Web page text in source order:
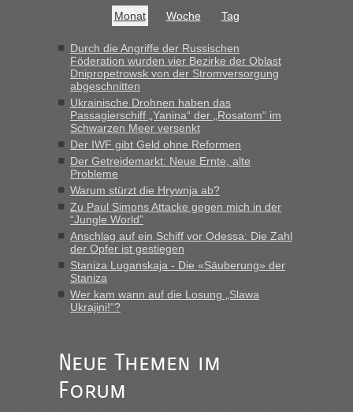
buchbar - warum auch immer ...
Hab´s versucht - bekomme aber immer angezeigt "auf dieser
Strecke fahren wir nicht"
inBerichte und Reisetipps • Re: Mit dem Zug in
die Ukraine
„Man sollte aber explizit dazu schreiben, daß es ein Zug von
LeoExpress ist - und nur auf deren Webseite kann man die
Fahrkarten kaufen. Zumindest ist es die erste Umsteigefreie
Verbindung von Deutschland...“
Recht, Visa und Dokumente • Re: Deklaration
gebrauchter Kleidung beim Zoll
„Vielen Dank, mit einem Briefchen meiner Frau im Gepäck
gab es keine Probleme“
fast 11 Milliarden aufgedeckt
„Am besten wäre natürlich, wenn die Frau mit dabei ist.
Alleinreisende Männer stehen schließlich immer unter
Monat Woche Tag
Durch die Angriffe der Russischen
Föderation wurden vier Bezirke der Oblast
Dnipropetrowsk von der Stromversorgung
abgeschnitten
Ukrainische Drohnen haben das
Passagierschiff „Yanina“ der „Rosatom“ im
Schwarzen Meer versenkt
Der IWF gibt Geld ohne Reformen
Der Getreidemarkt: Neue Ernte, alte
Probleme
Warum stürzt die Hrywnja ab?
Zu Paul Simons Attacke gegen mich in der
“Jungle World”
Anschlag auf ein Schiff vor Odessa: Die Zahl
der Opfer ist gestiegen
Staniza Luganskaja - Die «Säuberung» der
Staniza
Wer kam wann auf die Losung „Slawa
Ukrajini!“?
Neue Themen im
Forum